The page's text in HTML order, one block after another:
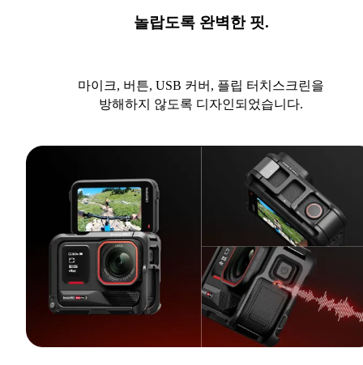
놀랍도록 완벽한 핏.
마이크, 버튼, USB 커버, 플립 터치스크린을
방해하지 않도록 디자인되었습니다.